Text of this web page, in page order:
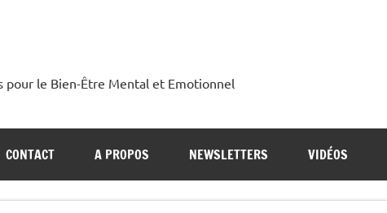
pour le Bien-Être Mental et Emotionnel
CONTACT A PROPOS NEWSLETTERS VIDÉOS